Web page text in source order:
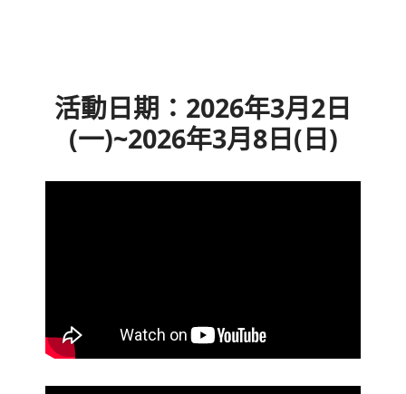
活動日期：2026年3月2日
(一)~2026年3月8日(日)